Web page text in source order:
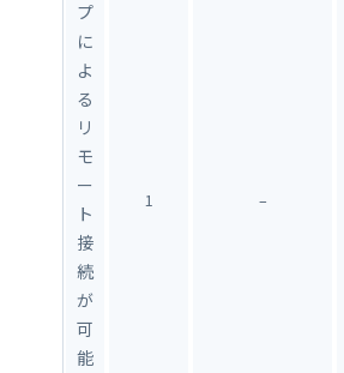
プ
に
よ
る
リ
モ
ー
ト
接
続
が
可
能
1 –